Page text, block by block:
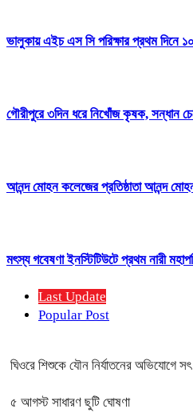
ভালুকায় এইচ এস সি পরিক্ষার প্রথম দিনে ১০
গৌরীপুরে ৩দিন ধরে নিখোঁজ কৃষক, সন্ধান
আনন্দ মোহন কলেজের প্রতিষ্ঠাতা আনন্দ
মৎস্য গবেষণা ইনস্টিটিউটে প্রথম নারী
Last Update
Popular Post
ঘিওরে শিশুকে যৌন নির্যাতনের অভিযোগে
৫ আগস্ট সাধারণ ছুটি ঘোষণা